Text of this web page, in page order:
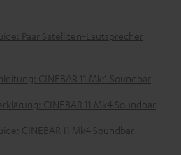
Paar Satelliten-Lautsprecher
CINEBAR 11 Mk4 Soundbar
CINEBAR 11 Mk4 Soundbar
CINEBAR 11 Mk4 Soundbar